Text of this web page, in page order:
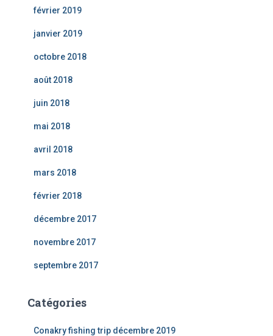
février 2019
janvier 2019
octobre 2018
août 2018
juin 2018
mai 2018
avril 2018
mars 2018
février 2018
décembre 2017
novembre 2017
septembre 2017
Catégories
Conakry fishing trip décembre 2019